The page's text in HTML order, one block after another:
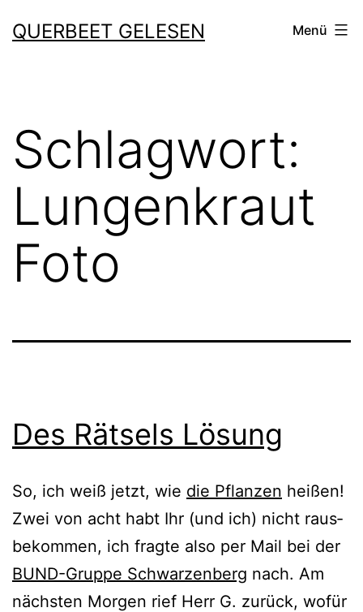
Inhalt
QUERBEET GELESEN Menü
Schlagwort:
Lungenkraut
Foto
Des Rätsels Lösung
So, ich weiß jetzt, wie die Pflanzen hei­ßen!
Zwei von acht habt Ihr (und ich) nicht raus­
be­kom­men, ich frag­te also per Mail bei der
BUND-Gruppe Schwarzenberg nach. Am
nächs­ten Morgen rief Herr G. zurück, wofür